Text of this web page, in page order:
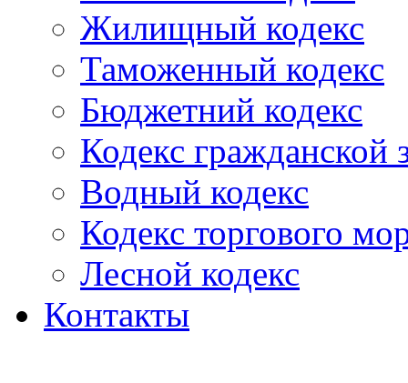
Жилищный кодекс
Таможенный кодекс
Бюджетний кодекс
Кодекс гражданской
Водный кодекс
Кодекс торгового
Лесной кодекс
Контакты